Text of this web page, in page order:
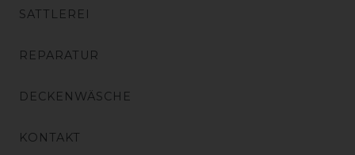
SATTLEREI
REPARATUR
DECKENWÄSCHE
KONTAKT